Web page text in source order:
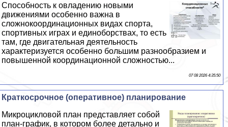
Способность к овладению новыми
движениями особенно важна в
сложнокоординационных видах спорта,
спортивных играх и единоборствах, то есть
там, где двигательная деятельность
хаpaктеризуется особенно большим разнообразием и
повышенной координационной сложностью...
07 08 2026 4:35:50
Краткосрочное (оперативное) планирование
Микроцикловой план представляет собой
план-график, в котором более детально и